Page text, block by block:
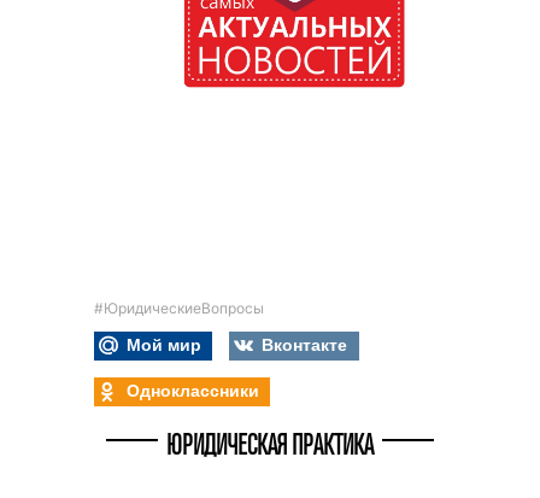
#ЮридическиеВопросы
Мой мир
Вконтакте
Одноклассники
ЮРИДИЧЕСКАЯ ПРАКТИКА